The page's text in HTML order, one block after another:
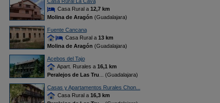
Casa Rural a 12,7 km
Molina de Aragón (Guadalajara)
Fuente Cancana
Casa Rural a 13 km
Molina de Aragón (Guadalajara)
Acebos del Tajo
Apart. Rurales a 16,1 km
Peralejos de Las Tru ... (Guadalajara)
Casas y Apartamentos Rurales Chon...
Casa Rural a 16,3 km